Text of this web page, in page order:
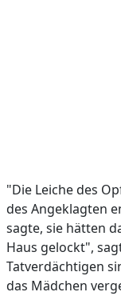
"Die Leiche des
des Angeklagten
sagte, sie hätten
Haus gelockt",
Tatverdächtigen
das Mädchen